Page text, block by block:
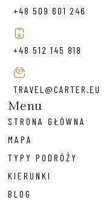
+48 509 601 246
+48 512 145 818
TRAVEL@CARTER.EU
Menu
STRONA GŁÓWNA
MAPA
TYPY PODRÓŻY
KIERUNKI
BLOG